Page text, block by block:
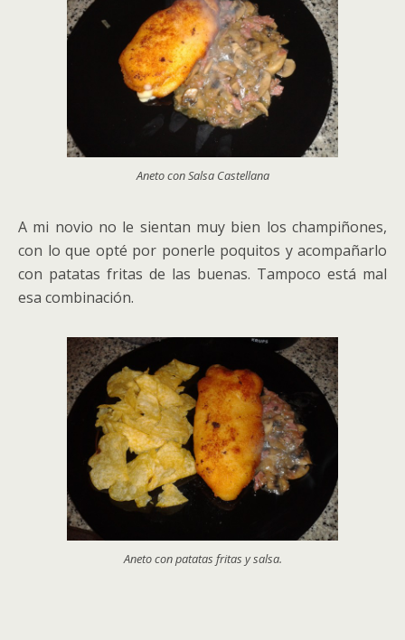
Aneto con Salsa Castellana
A mi novio no le sientan muy bien los champiñones,
con lo que opté por ponerle poquitos y acompañarlo
con patatas fritas de las buenas. Tampoco está mal
esa combinación.
Aneto con patatas fritas y salsa.